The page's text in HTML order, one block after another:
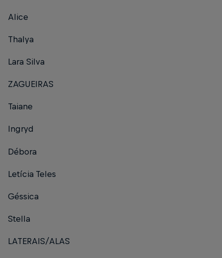
Alice
Thalya
Lara Silva
ZAGUEIRAS
Taiane
Ingryd
Débora
Letícia Teles
Géssica
Stella
LATERAIS/ALAS